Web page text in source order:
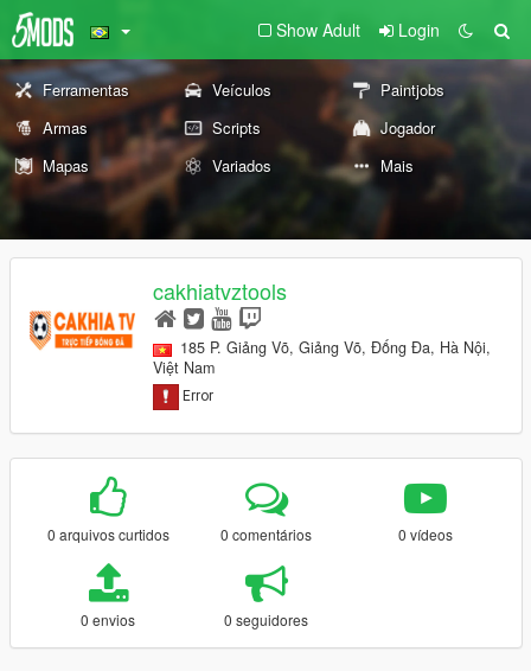
Show Adult Login
Ferramentas Veículos
Paintjobs
Armas
Scripts
Jogador
Mapas
Variados Mais
cakhiatvztools
185 P. Giảng Võ, Giảng Võ, Đống Đa, Hà Nội,
Việt Nam
0 arquivos curtidos 0 comentários 0 vídeos
0 envios 0 seguidores